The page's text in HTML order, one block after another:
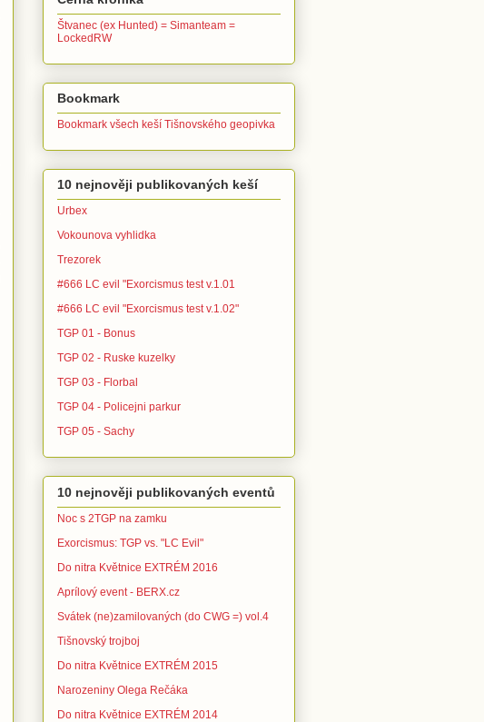
Štvanec (ex Hunted) = Simanteam =
LockedRW
Bookmark
Bookmark všech keší Tišnovského geopivka
10 nejnověji publikovaných keší
Urbex
Vokounova vyhlidka
Trezorek
#666 LC evil "Exorcismus test v.1.01
#666 LC evil "Exorcismus test v.1.02"
TGP 01 - Bonus
TGP 02 - Ruske kuzelky
TGP 03 - Florbal
TGP 04 - Policejni parkur
TGP 05 - Sachy
10 nejnověji publikovaných eventů
Noc s 2TGP na zamku
Exorcismus: TGP vs. "LC Evil"
Do nitra Květnice EXTRÉM 2016
Aprílový event - BERX.cz
Svátek (ne)zamilovaných (do CWG =) vol.4
Tišnovský trojboj
Do nitra Květnice EXTRÉM 2015
Narozeniny Olega Rečáka
Do nitra Květnice EXTRÉM 2014